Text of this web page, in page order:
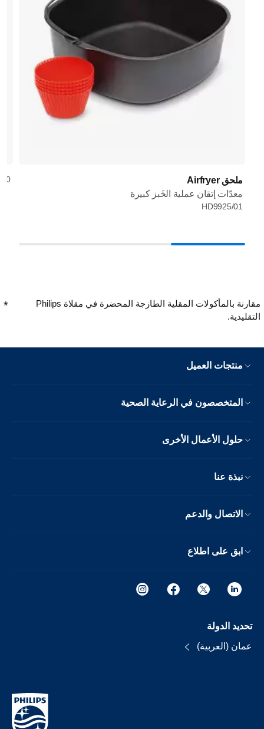
ملحق Airfryer
معدّات إتقان عملية الخَبز كبيرة
HD9925/01
20
مقارنة بالمأكولات المقلية الطازجة المحضرة في مقلاة Philips
التقليدية.
منتجات العميل
المتخصصون في الرعاية الصحية
حلول الأعمال الأخرى
نبذة عنا
الاتصال والدعم
ابق على اطلاع
تحديد الدولة
عمان (العربية)